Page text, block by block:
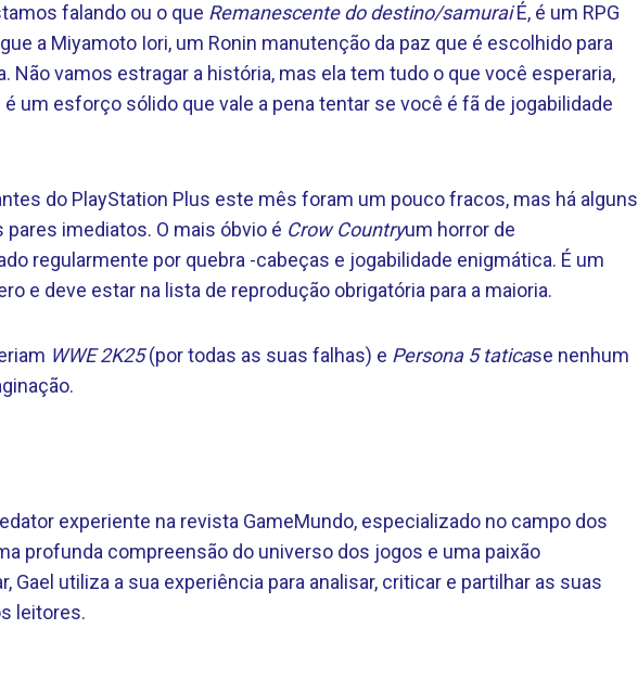
falando ou o que Remanescente do destino/samuraiÉ, é um RPG
a Miyamoto Iori, um Ronin manutenção da paz que é escolhido para
Não vamos estragar a história, mas ela tem tudo o que você esperaria,
é um esforço sólido que vale a pena tentar se você é fã de jogabilidade
do PlayStation Plus este mês foram um pouco fracos, mas há alguns
imediatos. O mais óbvio é Crow Countryum horror de
regularmente por quebra -cabeças e jogabilidade enigmática. É um
e deve estar na lista de reprodução obrigatória para a maioria.
WWE 2K25(por todas as suas falhas) e Persona 5 taticase nenhum
experiente na revista GameMundo, especializado no campo dos
profunda compreensão do universo dos jogos e uma paixão
Gael utiliza a sua experiência para analisar, criticar e partilhar as suas
leitores.